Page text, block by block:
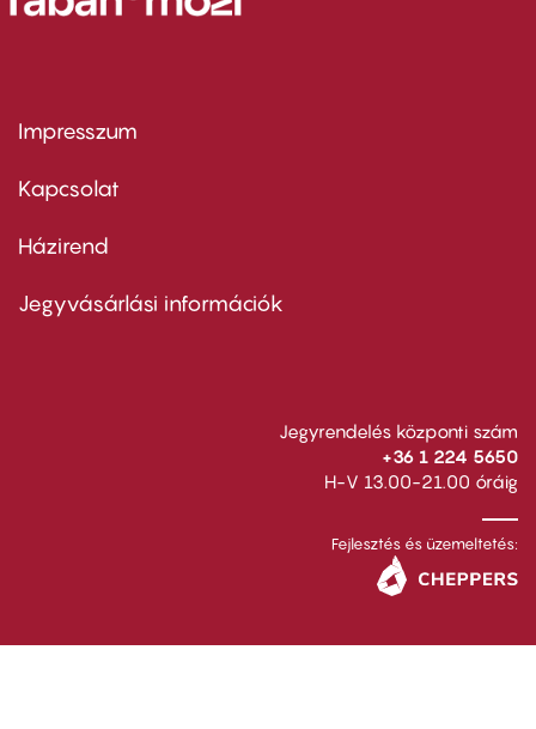
Footer
first
Impresszum
Kapcsolat
Footer
second
Házirend
Jegyvásárlási információk
Jegyrendelés központi szám
+36 1 224 5650
H-V 13.00-21.00 óráig
Fejlesztés és üzemeltetés: